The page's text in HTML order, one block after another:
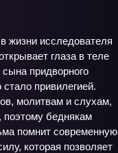
жизни исследователя
глаза в теле
придворного
привилегией.
молитвам и слухам,
поэтому беднякам
помнит современную
которая позволяет